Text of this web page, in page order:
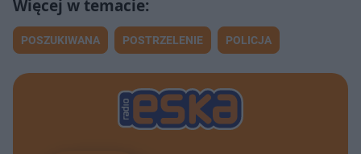
POSZUKIWANA POSTRZELENIE POLICJA